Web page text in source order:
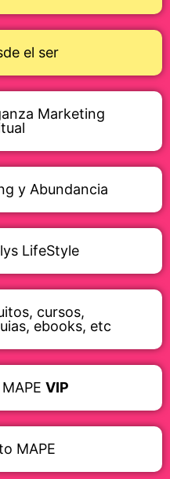
el ser
Marketing
y Abundancia
LifeStyle
cursos,
ebooks, etc
VIP
MAPE